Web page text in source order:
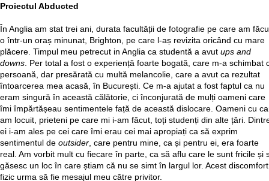
Proiectul Abducted
În Anglia am stat trei ani, durata facultății de fotografie pe care am
o într-un oraș minunat, Brighton, pe care l-aș revizita oricând cu mare
plăcere. Timpul meu petrecut in Anglia ca studentă a avut ups and
downs. Per total a fost o experiență foarte bogată, care m-a schimbat
persoană, dar presărată cu multă melancolie, care a avut ca rezultat
întoarcerea mea acasă, în București. Ce m-a ajutat a fost faptul ca nu
eram singură în această călătorie, ci înconjurată de mulți oameni care
îmi împărtășeau sentimentele față de această dislocare. Oameni cu
am locuit, prieteni pe care mi i-am făcut, toți studenți din alte țări.
ei i-am ales pe cei care îmi erau cei mai apropiați ca să exprim
sentimentul de outsider, care pentru mine, ca și pentru ei, era foarte
real. Am vorbit mult cu fiecare în parte, ca să aflu care le sunt fricile și
găsesc un loc în care știam că nu se simt în largul lor. Acest discomfort
fizic urma să fie mesajul meu către privitor.